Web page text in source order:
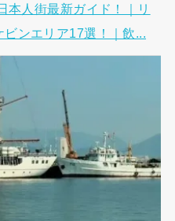
本人街最新ガイド！｜リ
ンエリア17選！｜飲...